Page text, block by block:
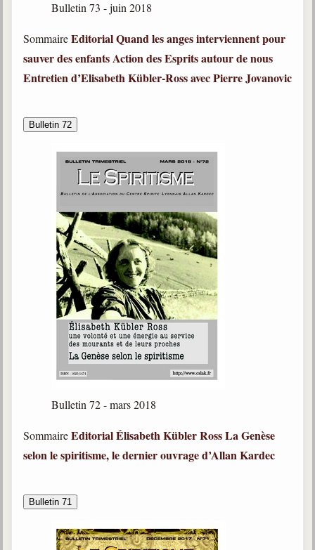
Bulletin 73 - juin 2018
SommaireEditorialQuand les anges interviennent pour
sauver des enfantsAction des Esprits autour de nous
Entretien d’Elisabeth Kübler-Ross avec Pierre Jovanovic
Bulletin 72
Bulletin 72 - mars 2018
SommaireEditorialÉlisabeth Kübler RossLa Genèse
selon le spiritisme, le dernier ouvrage d’Allan Kardec
Bulletin 71